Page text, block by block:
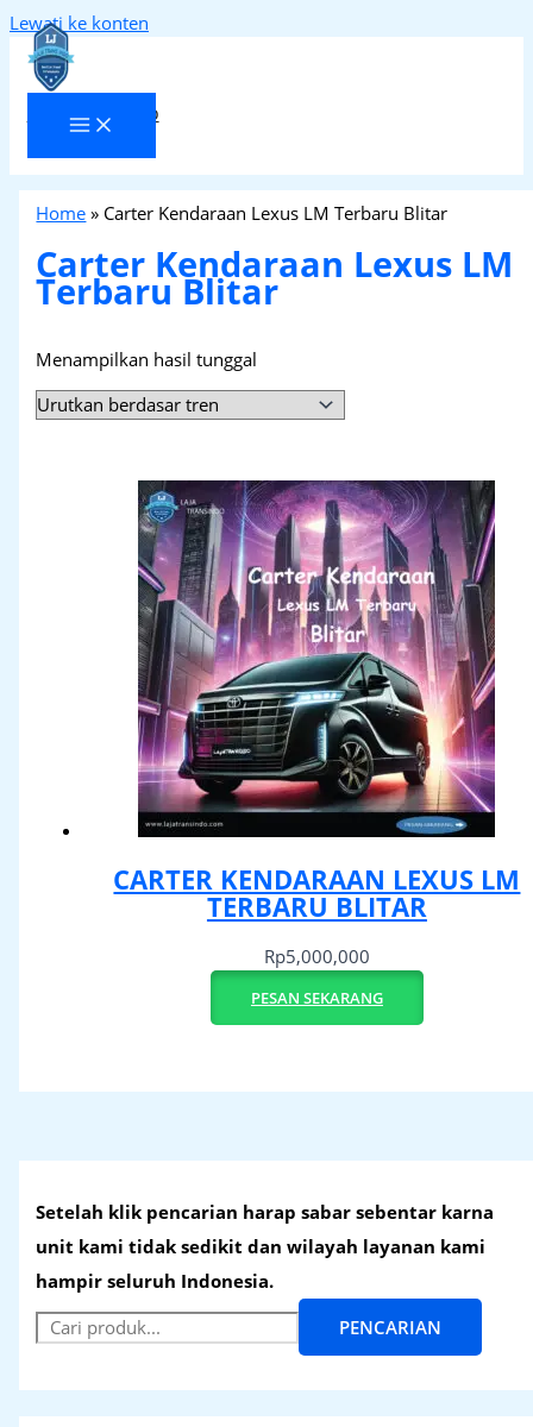
Lewati ke konten
Laja Transindo
Setelah klik pencarian harap sabar sebentar karna
unit kami tidak sedikit dan wilayah layanan kami
hampir seluruh Indonesia.
PENCARIAN
Home » Carter Kendaraan Lexus LM Terbaru Blitar
Carter Kendaraan Lexus LM
Terbaru Blitar
Menampilkan hasil tunggal
CARTER KENDARAAN LEXUS LM
TERBARU BLITAR
Rp5,000,000
PESAN SEKARANG